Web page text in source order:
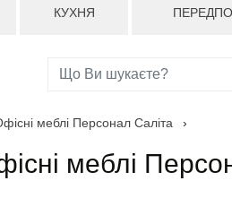
КУХНЯ
меблі Персонал Саліта ›
меблі